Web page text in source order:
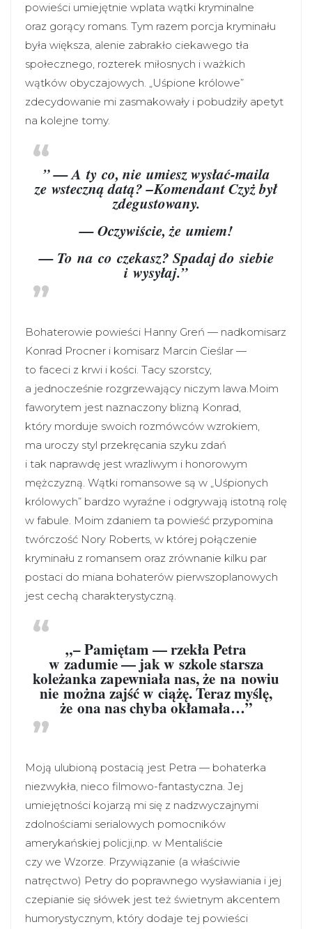
powieści umiejętnie wplata wątki kryminalne
oraz gorący romans. Tym razem porcja kryminału
była większa, alenie zabrakło ciekawego tła
społecznego, rozterek miłosnych i ważkich
wątków obyczajowych. „Uśpione królowe”
zdecydowanie mi zasmakowały i pobudziły apetyt
na kolejne tomy.
” — A ty co, nie umiesz wysłać-maila
ze wsteczną datą? –Komendant Czyż był
zdegustowany.
— Oczywiście, że umiem!
— To na co czekasz? Spadaj do siebie
i wysyłaj.”
Bohaterowie powieści Hanny Greń — nadkomisarz
Konrad Procner i komisarz Marcin Cieślar —
to faceci z krwi i kości. Tacy szorstcy,
a jednocześnie rozgrzewający niczym lawa.Moim
faworytem jest naznaczony blizną Konrad,
który morduje swoich rozmówców wzrokiem,
ma uroczy styl przekręcania szyku zdań
i tak naprawdę jest wrazliwym i honorowym
mężczyzną. Wątki romansowe są w „Uśpionych
królowych” bardzo wyraźne i odgrywają istotną rolę
w fabule. Moim zdaniem ta powieść przypomina
twórczość Nory Roberts, w której połączenie
kryminału z romansem oraz zrównanie kilku par
postaci do miana bohaterów pierwszoplanowych
jest cechą charakterystyczną.
„– Pamiętam — rzekła Petra
w zadumie — jak w szkole starsza
koleżanka zapewniała nas, że na nowiu
nie można zajść w ciążę. Teraz myślę,
że ona nas chyba okłamała…”
Moją ulubioną postacią jest Petra — bohaterka
niezwykła, nieco filmowo-fantastyczna. Jej
umiejętności kojarzą mi się z nadzwyczajnymi
zdolnościami serialowych pomocników
amerykańskiej policji,np. w Mentaliście
czy we Wzorze. Przywiązanie (a właściwie
natręctwo) Petry do poprawnego wysławiania i jej
czepianie się słówek jest też świetnym akcentem
humorystycznym, który dodaje tej powieści